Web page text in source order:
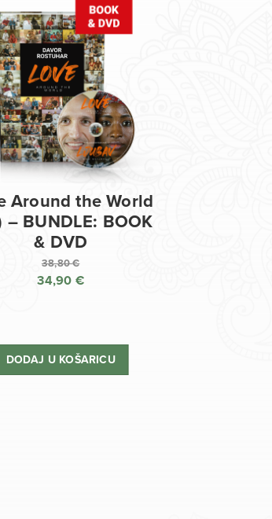
Around the World
– BUNDLE: BOOK
& DVD
38,80€
Izvorna
je:
38,80 €.
34,90 €
je:
34,90 €.
DODAJ U KOŠARICU